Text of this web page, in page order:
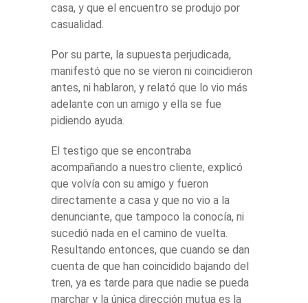
casa, y que el encuentro se produjo por
casualidad.
Por su parte, la supuesta perjudicada,
manifestó que no se vieron ni coincidieron
antes, ni hablaron, y relató que lo vio más
adelante con un amigo y ella se fue
pidiendo ayuda.
El testigo que se encontraba
acompañando a nuestro cliente, explicó
que volvía con su amigo y fueron
directamente a casa y que no vio a la
denunciante, que tampoco la conocía, ni
sucedió nada en el camino de vuelta.
Resultando entonces, que cuando se dan
cuenta de que han coincidido bajando del
tren, ya es tarde para que nadie se pueda
marchar y la única dirección mutua es la